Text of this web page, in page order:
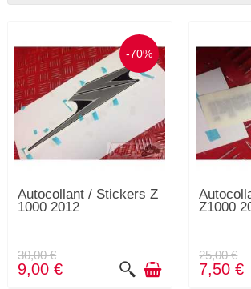
-70%
Autocollant / Stickers Z
1000 2012
30,00 €
9,00 €
Z1000
25,00 €
7,50 €